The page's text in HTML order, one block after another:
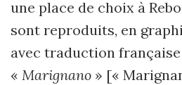
une place de choix à
sont reproduits, en
avec traduction française
« Marignano » [«